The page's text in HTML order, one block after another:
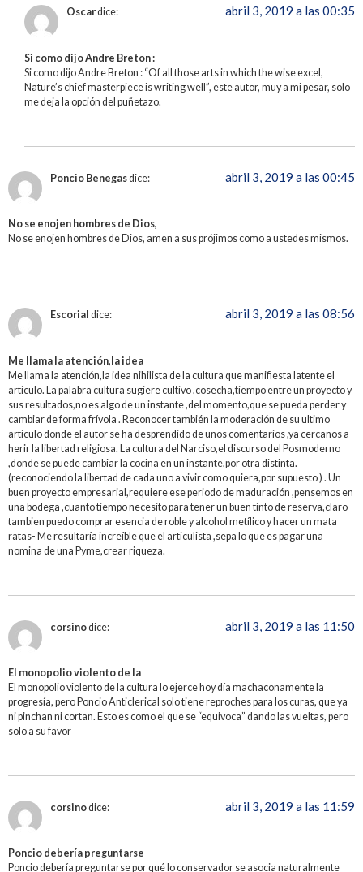
Oscardice: abril 3, 2019 a las 00:35
Si como dijo Andre Breton :
Si como dijo Andre Breton : “Of all those arts in which the wise excel,
Nature’s chief masterpiece is writing well”, este autor, muy a mi pesar, solo
me deja la opción del puñetazo.
Poncio Benegasdice: abril 3, 2019 a las 00:45
No se enojen hombres de Dios,
No se enojen hombres de Dios, amen a sus prójimos como a ustedes mismos.
Escorial dice: abril 3, 2019 a las 08:56
Me llama la atención,la idea
Me llama la atención,la idea nihilista de la cultura que manifiesta latente el
articulo. La palabra cultura sugiere cultivo ,cosecha,tiempo entre un proyecto y
sus resultados,no es algo de un instante ,del momento,que se pueda perder y
cambiar de forma frívola . Reconocer también la moderación de su ultimo
articulo donde el autor se ha desprendido de unos comentarios ,ya cercanos a
herir la libertad religiosa. La cultura del Narciso,el discurso del Posmoderno
,donde se puede cambiar la cocina en un instante,por otra distinta.
(reconociendo la libertad de cada uno a vivir como quiera,por supuesto ) . Un
buen proyecto empresarial,requiere ese periodo de maduración ,pensemos en
una bodega ,cuanto tiempo necesito para tener un buen tinto de reserva,claro
tambien puedo comprar esencia de roble y alcohol metílico y hacer un mata
ratas- Me resultaría increíble que el articulista ,sepa lo que es pagar una
nomina de una Pyme,crear riqueza.
corsinodice: abril 3, 2019 a las 11:50
El monopolio violento de la
El monopolio violento de la cultura lo ejerce hoy día machaconamente la
progresía, pero Poncio Anticlerical solo tiene reproches para los curas, que ya
ni pinchan ni cortan. Esto es como el que se “equivoca” dando las vueltas, pero
solo a su favor
corsinodice: abril 3, 2019 a las 11:59
Poncio debería preguntarse
Poncio debería preguntarse por qué lo conservador se asocia naturalmente